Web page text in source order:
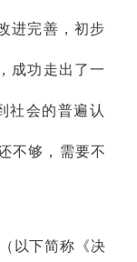
进完善，初步
成功走出了一
社会的普遍认
不够，需要不
以下简称《决